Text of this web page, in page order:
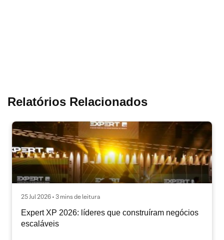
Relatórios Relacionados
25 Jul 2026 • 3 mins de leitura
Expert XP 2026: líderes que construíram negócios
escaláveis